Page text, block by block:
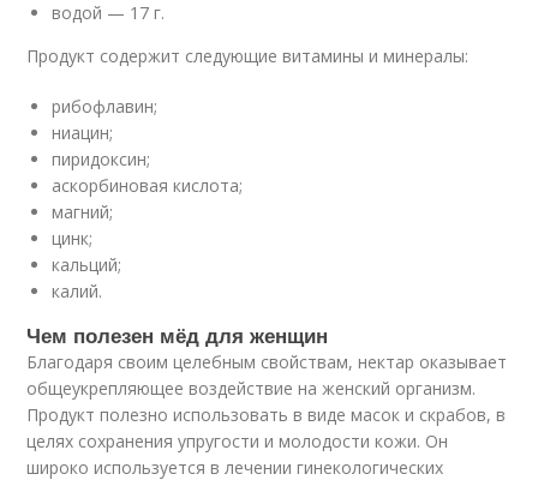
водой — 17 г.
Продукт содержит следующие витамины и минералы:
рибофлавин;
ниацин;
пиридоксин;
аскорбиновая кислота;
магний;
цинк;
кальций;
калий.
Чем полезен мёд для женщин
Благодаря своим целебным свойствам, нектар оказывает
общеукрепляющее воздействие на женский организм.
Продукт полезно использовать в виде масок и скрабов, в
целях сохранения упругости и молодости кожи. Он
широко используется в лечении гинекологических